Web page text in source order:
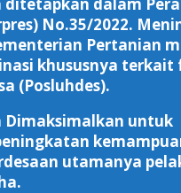
No.35/2022.
Pertanian
khususnya terkait
(Posluhdes).
Dimaksimalkan untuk
utamanya